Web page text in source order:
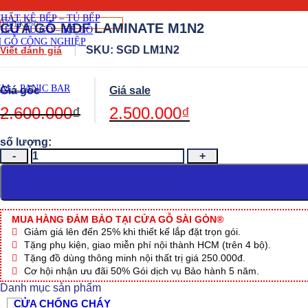
KỆ BẾP – TỦ BẾP
TỦ GỖ – KỆ GỖ
GỖ CÔNG NGHIỆP
– PANIC BAR
Tìm
kiếm:
CỬA GỖ MDF LAMINATE M1N2
Viết đánh giá SKU: SGD LM1N2
2.600.000₫ 2.600.000₫.2.500.000₫2.500.000₫.
CỬA
GỖ
M1N2
số
lượng
MUA HÀNG ĐẢM BẢO TẠI CỬA GỖ SÀI GÒN®
Giảm giá lên đến 25% khi thiết kế lắp đặt trọn gói.
Tặng phụ kiện, giao miễn phí nội thành HCM (trên 4 bộ).
Tặng đồ dùng thông minh nội thất trị giá 250.000đ.
Cơ hội nhận ưu đãi 50% Gói dịch vụ Bảo hành 5 năm.
Danh mục sản phẩm
CỬA CHỐNG CHÁY